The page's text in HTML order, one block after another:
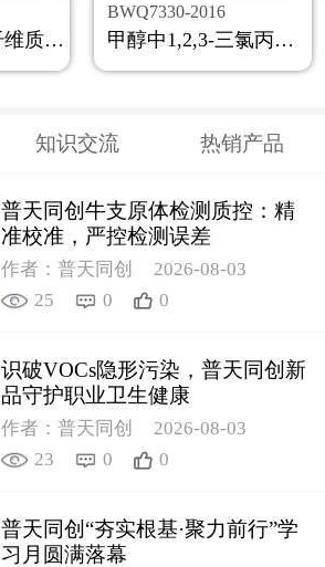
饼干中总膳食纤维质控样品
BWQ7330-2016
甲醇中1,2,3-三氯丙烷溶液标准物质
知识交流 热销产品
普天同创牛支原体检测质控：精
准校准，严控检测误差
作者：普天同创
2026-08-03
25
0 0
识破VOCs隐形污染，普天同创新
品守护职业卫生健康
作者：普天同创
2026-08-03
23
0 0
普天同创“夯实根基·聚力前行”学
习月圆满落幕